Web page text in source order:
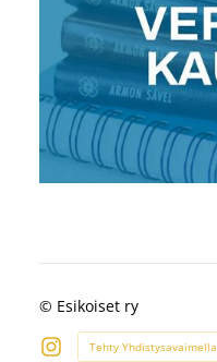
© Esikoiset ry
Tehty Yhdistysavaimella